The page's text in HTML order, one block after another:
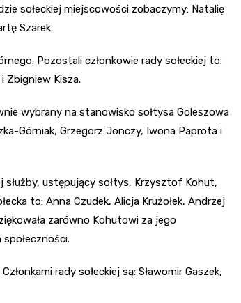
sołeckiej miejscowości zobaczymy: Natalię
Szarek.
Pozostali członkowie rady sołeckiej to:
Zbigniew Kisza.
wybrany na stanowisko sołtysa Goleszowa
Górniak, Grzegorz Jonczy, Iwona Paprota i
służby, ustępujący sołtys, Krzysztof Kohut,
to: Anna Czudek, Alicja Krużołek, Andrzej
zarówno Kohutowi za jego
rady sołeckiej są: Sławomir Gaszek,